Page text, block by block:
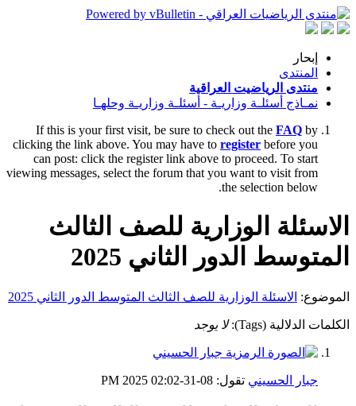
إبحار
المنتدى
منتدى الرياضيت العراقية
نمـاذج أسئلـة وزاريـة - أسئلـة وزاريـة وحلهـا
If this is your first visit, be sure to check out the FAQ by
clicking the link above. You may have to register before you
can post: click the register link above to proceed. To start
viewing messages, select the forum that you want to visit from
the selection below.
الاسئلة الوزارية للصف الثالث
المتوسط الدور الثاني 2025
الموضوع: الاسئلة الوزارية للصف الثالث المتوسط الدور الثاني 2025
الكلمات الدلالية (Tags): لا يوجد
جبار الحسيني تقول: 08-31-2025
02:02 PM